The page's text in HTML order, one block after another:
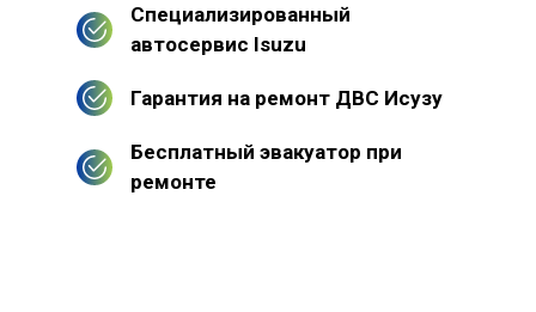
Специализированный
автосервис Isuzu
Гарантия на ремонт ДВС Исузу
Бесплатный эвакуатор при
ремонте